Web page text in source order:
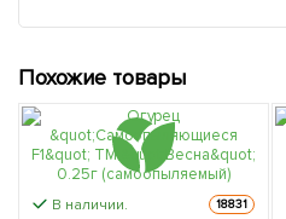
Похожие товары
В наличии. 18831